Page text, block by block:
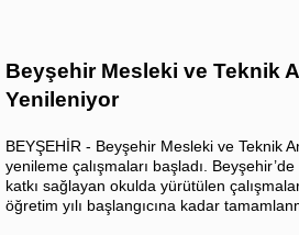
Beyşehir Mesleki ve Teknik
Yenileniyor
BEYŞEHİR - Beyşehir Mesleki ve Teknik
yenileme çalışmaları başladı.
katkı sağlayan okulda yürütülen
öğretim yılı başlangıcına kadar